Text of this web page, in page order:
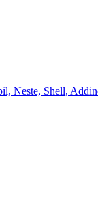
Neste, Shell,